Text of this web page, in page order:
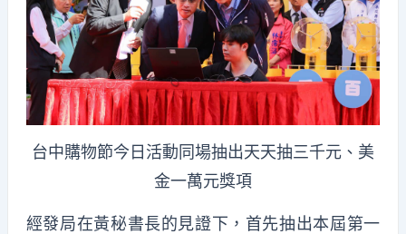
台中購物節今日活動同場抽出天天抽三千元、美
金一萬元獎項
經發局在黃秘書長的見證下，首先抽出本屆第一